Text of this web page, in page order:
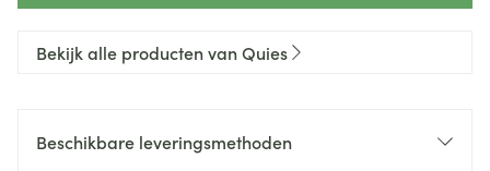
Bekijk alle producten van Quies
Beschikbare leveringsmethoden